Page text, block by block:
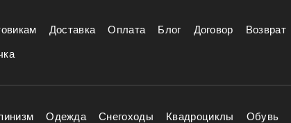
Доставка Оплата Блог Договор Возврат
Одежда Снегоходы Квадроциклы Обувь